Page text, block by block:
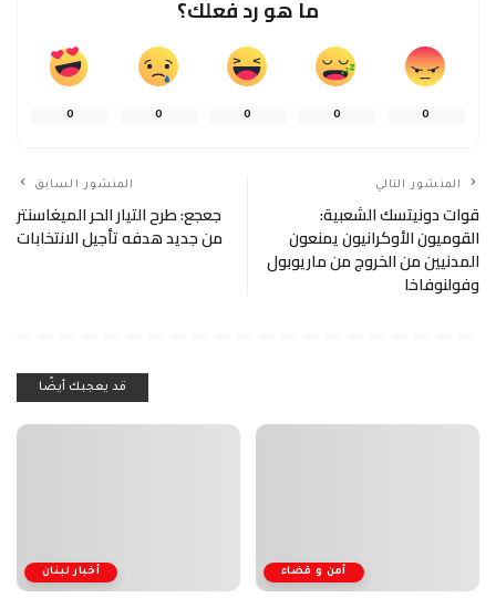
ما هو رد فعلك؟
0 0 0 0 0
المنشور السابق
جعجع: طرح التيار الحر الميغاسنتر
من جديد هدفه تأجيل الانتخابات
المنشور التالي
قوات دونيتسك الشعبية:
القوميون الأوكرانيون يمنعون
المدنيين من الخروج من ماريوبول
وفولنوفاخا
قد يعجبك أيضًا
أخبار لبنان أمن و قضاء